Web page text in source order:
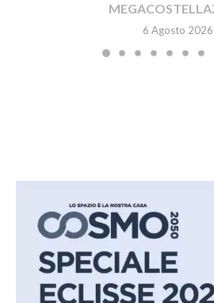
6 Agosto 2026